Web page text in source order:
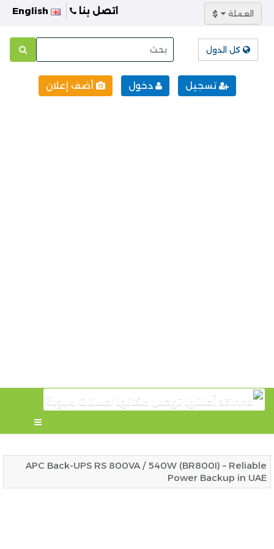
$ العملة اتصل بنا
كل الدول
تسجيل دخول أضف إعلان
APC Back-UPS RS 800VA / 540W (BR800I) – Reliable
Power Backup in UAE